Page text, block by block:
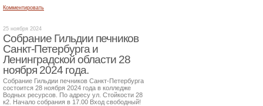
Комментировать
25 ноября 2024
Собрание Гильдии печников
Санкт-Петербурга и
Ленинградской области 28
ноября 2024 года.
Собрание Гильдии печников Санкт-Петербурга
состоится 28 ноября 2024 года в колледже
Водных ресурсов. По адресу ул. Стойкости 28
к2. Начало собрания в 17.00 Вход свободный!